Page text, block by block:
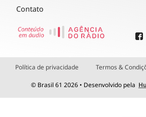
Contato
Política de privacidade Termos &
© Brasil 61 2026 • Desenvolvido pela